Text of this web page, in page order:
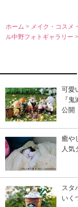
ホーム > メイク・コスメ
ル中野フォトギャラリー
可愛
『
公開
癒や
人気
スタ
いく